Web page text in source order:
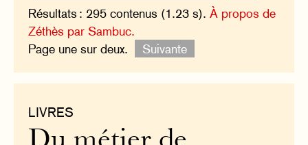
Résultats : 295 contenus (1.23 s).À propos de
Zéthès par Sambuc.
Page une sur deux.
Suivante
LIVRES